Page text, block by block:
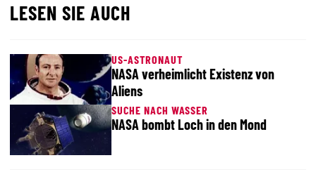
LESEN SIE AUCH
US-ASTRONAUT
NASA verheimlicht Existenz von
Aliens
SUCHE NACH WASSER
NASA bombt Loch in den Mond